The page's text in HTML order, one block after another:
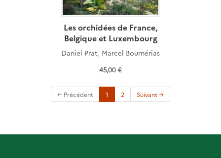
Les orchidées de France,
Belgique et Luxembourg
Daniel Prat, Marcel Bournérias
45,00 €
← Précédent 1 (current)
2 Suivant →